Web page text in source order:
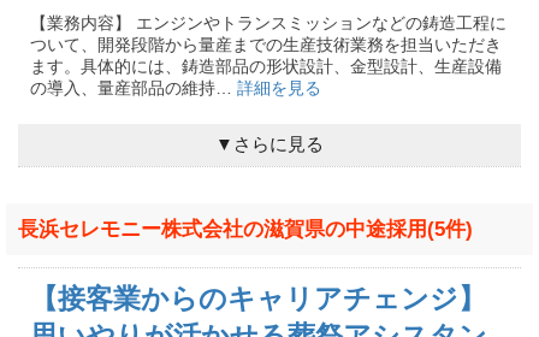
【業務内容】 エンジンやトランスミッションなどの鋳造工程に
ついて、開発段階から量産までの生産技術業務を担当いただき
ます。具体的には、鋳造部品の形状設計、金型設計、生産設備
の導入、量産部品の維持… 詳細を見る
▼さらに見る
長浜セレモニー株式会社の滋賀県の中途採用(5件)
【接客業からのキャリアチェンジ】